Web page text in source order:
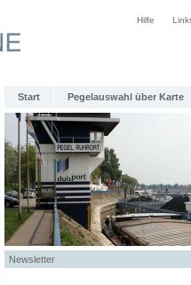
Hilfe
Start Pegelauswahl über Karte
Newsletter